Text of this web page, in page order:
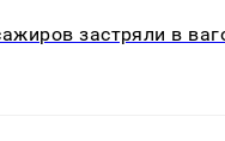
застряли в